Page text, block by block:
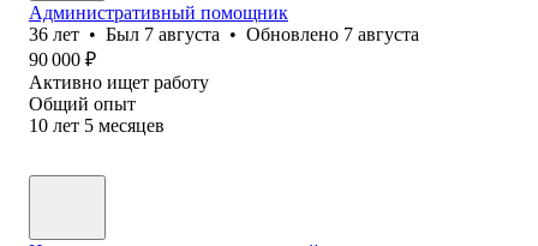
Административный помощник
36 лет • Был 7 августа • Обновлено 7 августа
90 000 ₽
Активно ищет работу
Общий опыт
10 лет 5 месяцев